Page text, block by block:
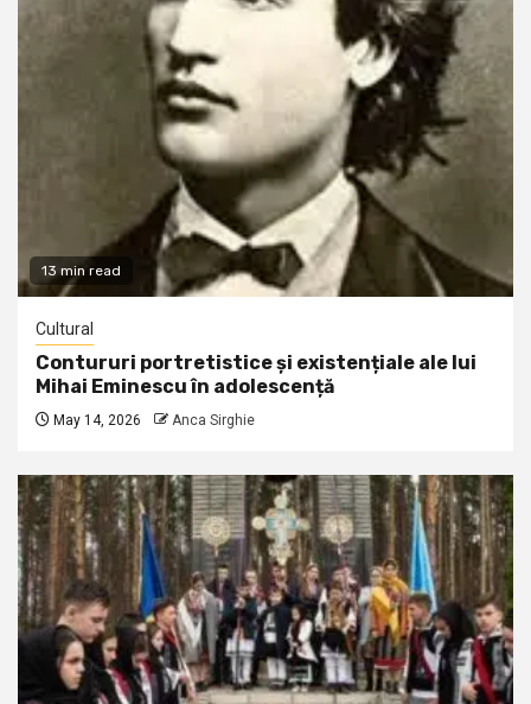
13 min read
Cultural
Contururi portretistice și existențiale ale lui
Mihai Eminescu în adolescență
May 14, 2026 Anca Sirghie